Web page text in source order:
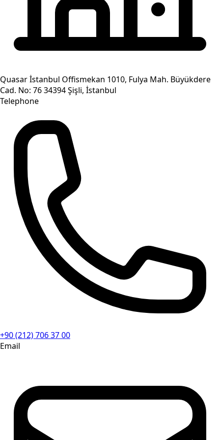
Quasar İstanbul Offismekan 1010, Fulya Mah. Büyükdere
Cad. No: 76 34394 Şişli, İstanbul
Telephone
+90 (212) 706 37 00
Email